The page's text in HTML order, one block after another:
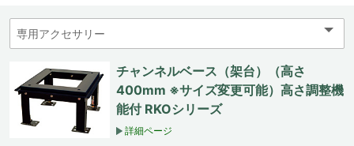
チャンネルベース（架台）（高さ
400mm ※サイズ変更可能）高さ調整機
能付 RKOシリーズ
詳細ページ